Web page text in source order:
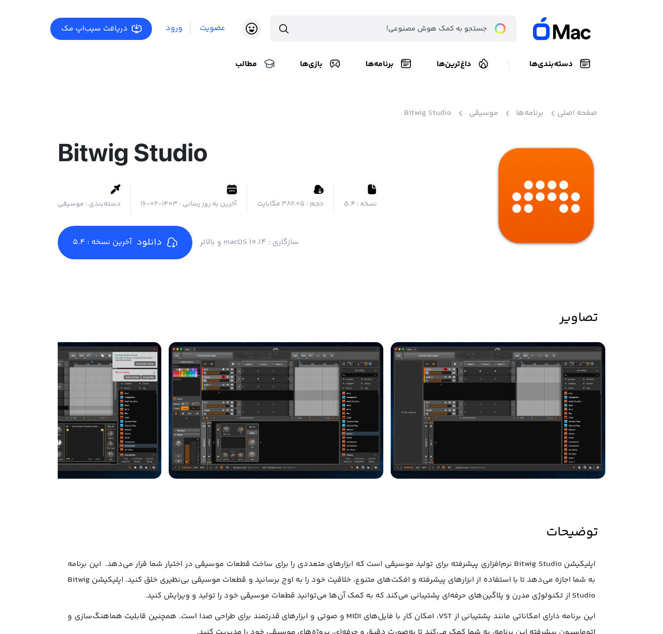
عضویت ورود دریافت سیب‌اپ مک
دسته‌بندی‌ها داغ‌ترین‌ها برنامه‌ها بازی‌ها مطالب
صفحه اصلی برنامه‌ها موسیقی Bitwig Studio
Bitwig Studio
نسخه : 5.4 حجم : ۳۸۲.۰۵ مگابایت آخرین به روز رسانی : 1403-02-16 دسته‌بندی : موسیقی
دانلود آخرین نسخه : 5.4 سازگاری : macOS 10.14 و بالاتر
تصاویر
توضیحات
اپلیکیشن Bitwig Studio نرم‌افزاری پیشرفته برای تولید موسیقی است که ابزارهای متعددی را برای ساخت قطعات موسیقی در اختیار شما قرار می‌دهد. این برنامه
به شما اجازه می‌دهد تا با استفاده از ابزارهای پیشرفته و افکت‌های متنوع، خلاقیت خود را به اوج برسانید و قطعات موسیقی بی‌نظیری خلق کنید. اپلیکیشن Bitwig
Studio از تکنولوژی مدرن و پلاگین‌های حرفه‌ای پشتیبانی می‌کند که به کمک آن‌ها می‌توانید قطعات موسیقی خود را تولید و ویرایش کنید.
این برنامه دارای امکاناتی مانند پشتیبانی از VST، امکان کار با فایل‌های MIDI و صوتی و ابزارهای قدرتمند برای طراحی صدا است. همچنین قابلیت هماهنگ‌سازی و